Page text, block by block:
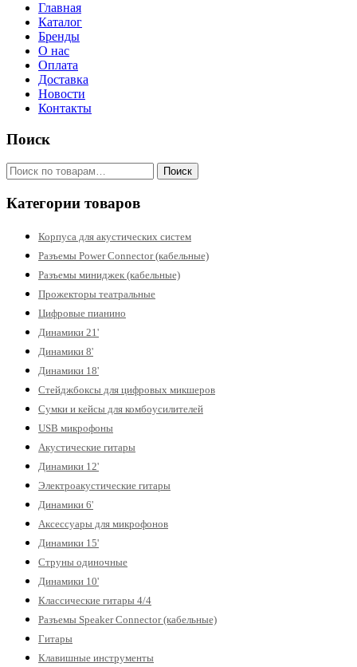
Главная
Каталог
Бренды
О нас
Оплата
Доставка
Новости
Контакты
Поиск
Искать: Поиск
Категории товаров
Корпуса для акустических систем
Разъемы Power Connector (кабельные)
Разъемы миниджек (кабельные)
Прожекторы театральные
Цифровые пианино
Динамики 21'
Динамики 8'
Динамики 18'
Стейджбоксы для цифровых микшеров
Сумки и кейсы для комбоусилителей
USB микрофоны
Акустические гитары
Динамики 12'
Электроакустические гитары
Динамики 6'
Аксессуары для микрофонов
Динамики 15'
Струны одиночные
Динамики 10'
Классические гитары 4/4
Разъемы Speaker Connector (кабельные)
Гитары
Клавишные инструменты